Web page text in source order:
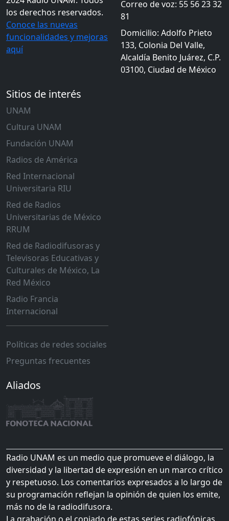
los derechos reservados.
Conoce las nuevas
funcionalidades y mejoras
aquí
Correo de voz: 55 56 23 32
81
Domicilio: Adolfo Prieto
133, Colonia Del Valle,
Alcaldía Benito Juárez, C.P.
03100, Ciudad de México
Sitios de interés
UNAM
Cultura UNAM
Fundación UNAM
Radios de América
Red Internacional
Universitaria RIU
Red de Radios
Universitarias de México
RRUM
Red de Radiodifusoras y
Televisoras Educativas y
Culturales de México, La
Red México
Radio Francia
Internacional
Políticas de redes sociales
Preguntas frecuentes
Aliados
Radio UNAM es un medio que promueve el diálogo, la
diversidad y la libertad de expresión en un marco crítico
y respetuoso. Los comentarios expresados a lo largo de
su programación reflejan la opinión de quien los emite,
más no de la radiodifusora.